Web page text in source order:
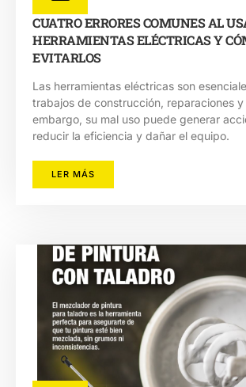
CUATRO ERRORES COMUNES AL
HERRAMIENTAS ELÉCTRICAS Y
EVITARLOS
Las herramientas eléctricas son
trabajos de construcción, reparaciones y
embargo, su mal uso puede generar
reducir la eficiencia y dañar el equipo.
LER MÁS